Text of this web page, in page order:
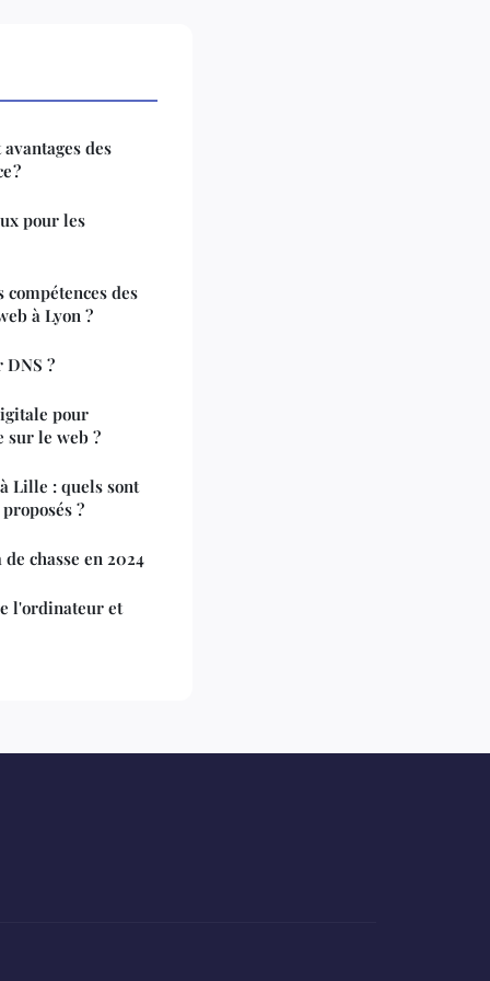
des
?
pour les
compétences des
à Lyon ?
?
pour
sur le web ?
Lille : quels sont
?
chasse en 2024
l'ordinateur et